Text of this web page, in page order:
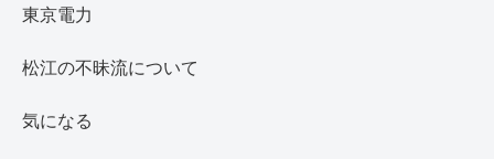
東京電力
松江の不昧流について
気になる